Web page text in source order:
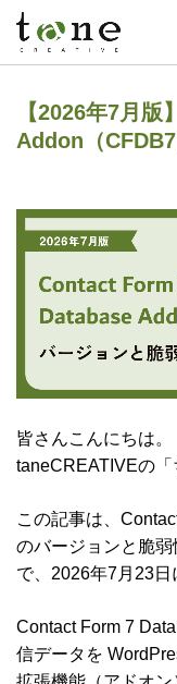
【2026年7月
Addon（
皆さんこんにちは。
taneCREATIVEの「
この記事は、
のバージョンと脆
で、2026年7月23日
Contact Form 7
信データを